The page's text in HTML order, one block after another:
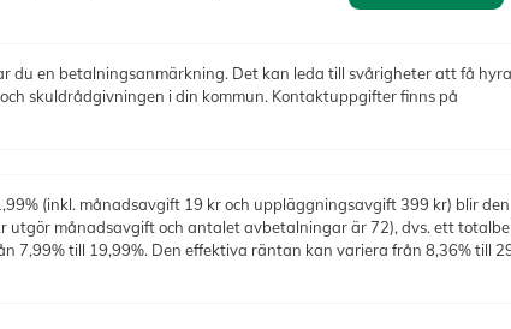
du en betalningsanmärkning. Det kan leda till svårigheter att få hyra
skuldrådgivningen i din kommun. Kontaktuppgifter finns på
(inkl. månadsavgift 19 kr och uppläggningsavgift 399 kr) blir den
månadsavgift och antalet avbetalningar är 72), dvs. ett
7,99% till 19,99%. Den effektiva räntan kan variera från 8,36% till